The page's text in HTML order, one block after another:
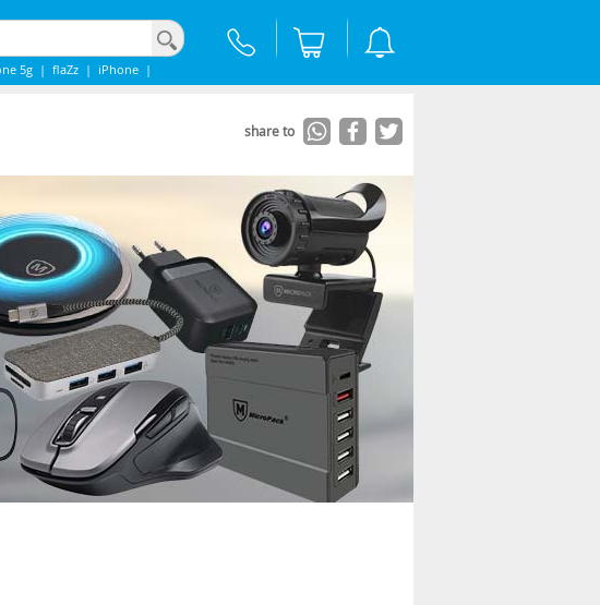
5g | flaZz | iPhone |
share to